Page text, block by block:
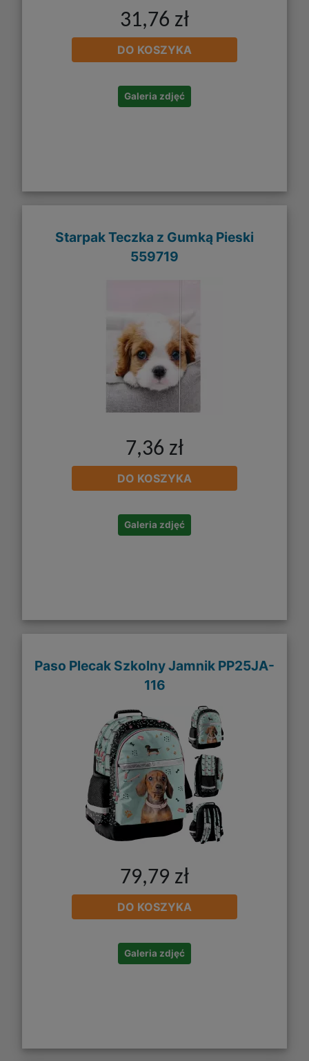
31,76 zł
DO KOSZYKA
Galeria zdjęć
Starpak Teczka z Gumką Pieski
559719
7,36 zł
DO KOSZYKA
Galeria zdjęć
Paso Plecak Szkolny Jamnik PP25JA-
116
79,79 zł
DO KOSZYKA
Galeria zdjęć